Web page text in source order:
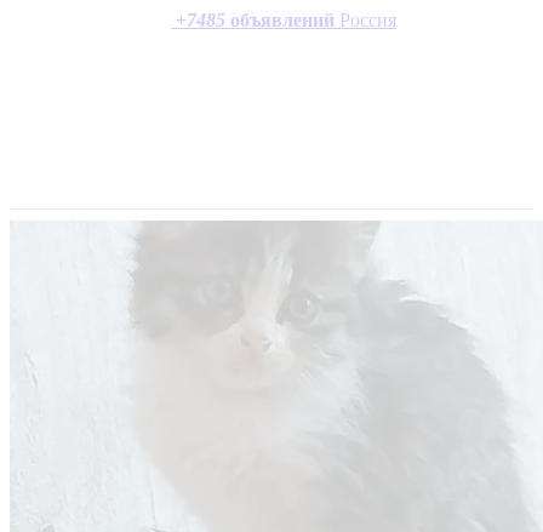
+7485 объявлений Россия